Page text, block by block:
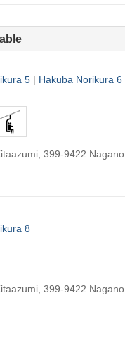
5| Hakuba Norikura 6
399-9422
8
399-9422